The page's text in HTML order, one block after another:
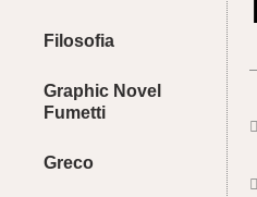
Filosofia
Graphic Novel
Fumetti
Greco